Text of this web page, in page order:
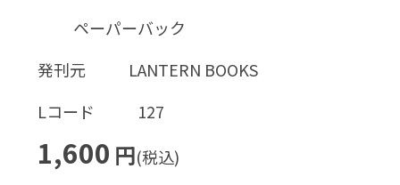
ペーパーバック
発刊元
LANTERN BOOKS
Lコード
127
1,600 円(税込)